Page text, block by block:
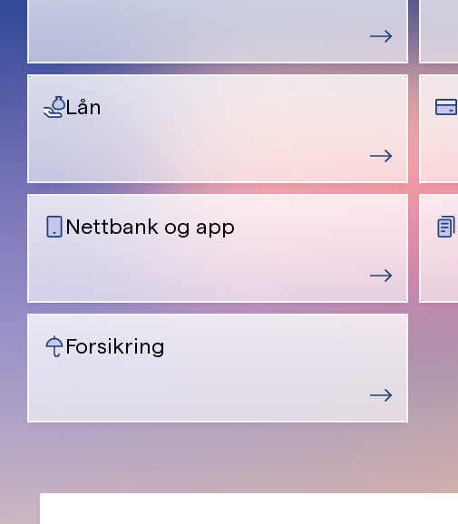
Lån
Nettbank og app
Forsikring